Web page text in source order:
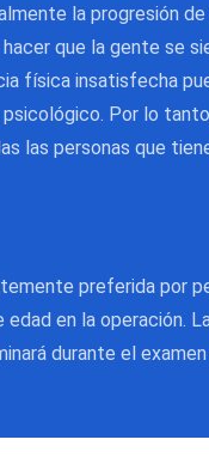
la progresión
que la gente se
física insatisfecha
Por lo
las personas que
preferida por
edad en la operación.
durante el